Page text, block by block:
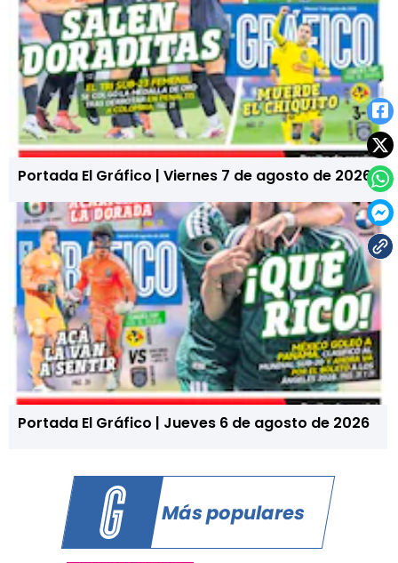
Portada El Gráfico | Viernes 7 de agosto de 2026
Portada El Gráfico | Jueves 6 de agosto de 2026
Más populares